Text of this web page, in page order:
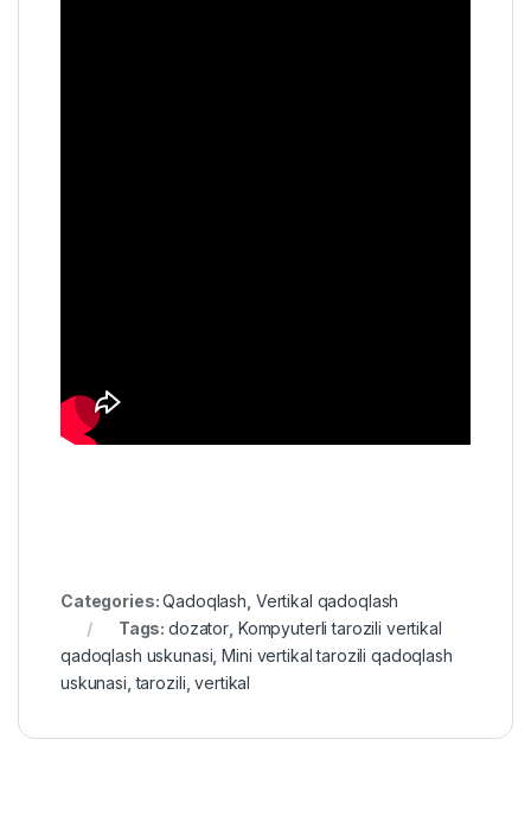
Categories:Qadoqlash Vertikal qadoqlash
Tags:dozator Kompyuterli tarozili vertikal
qadoqlash uskunasi ,Mini vertikal tarozili qadoqlash
uskunasi ,tarozili ,vertikal